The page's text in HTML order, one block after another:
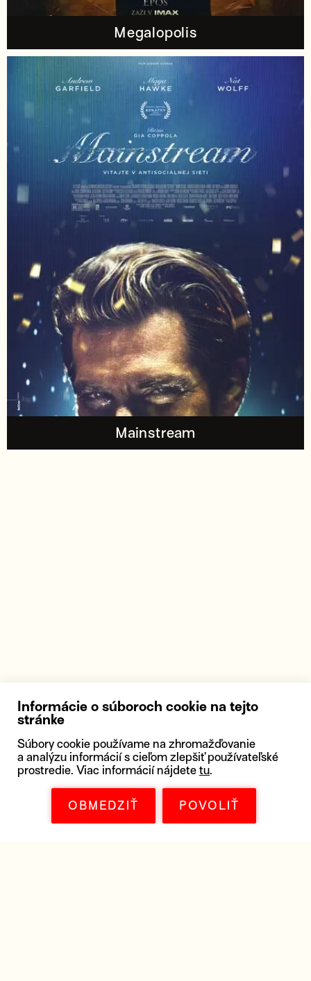
Megalopolis
Mainstream
Informácie o súboroch cookie na tejto
stránke
Súbory cookie používame na zhromažďovanie
a analýzu informácií s cieľom zlepšiť používateľské
prostredie. Viac informácií nájdete tu.
OBMEDZIŤ POVOLIŤ